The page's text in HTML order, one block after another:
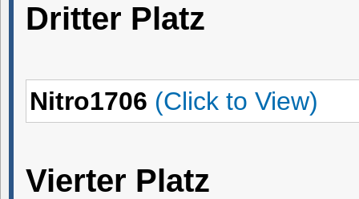
Dritter Platz
Nitro1706 (Click to View)
Vierter Platz